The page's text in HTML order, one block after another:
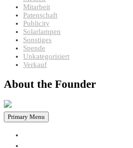
Mitarbeit
Patenschaft
Publicity
Solarlampen
Sonstiges
Spende
Unkategorisiert
Verkauf
About the Founder
Primary Menu